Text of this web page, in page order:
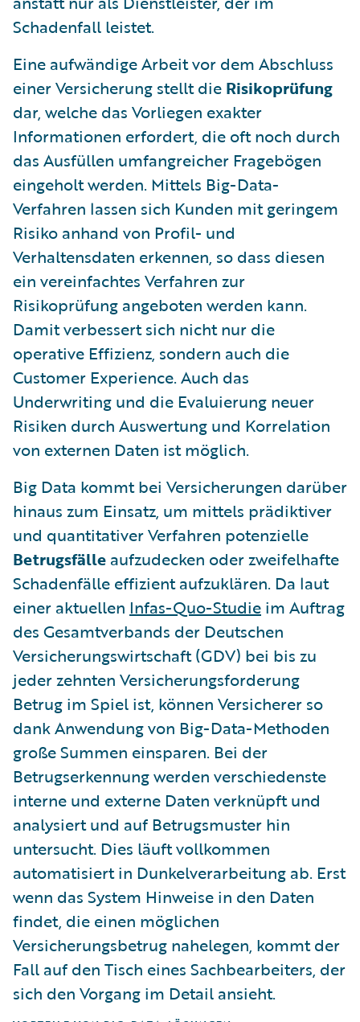
Schadenfall leistet.
Eine aufwändige Arbeit vor dem Abschluss
einer Versicherung stellt die Risikoprüfung
dar, welche das Vorliegen exakter
Informationen erfordert, die oft noch durch
das Ausfüllen umfangreicher Fragebögen
eingeholt werden. Mittels Big-Data-
Verfahren lassen sich Kunden mit geringem
Risiko anhand von Profil- und
Verhaltensdaten erkennen, so dass diesen
ein vereinfachtes Verfahren zur
Risikoprüfung angeboten werden kann.
Damit verbessert sich nicht nur die
operative Effizienz, sondern auch die
Customer Experience. Auch das
Underwriting und die Evaluierung neuer
Risiken durch Auswertung und Korrelation
von externen Daten ist möglich.
Big Data kommt bei Versicherungen darüber
hinaus zum Einsatz, um mittels prädiktiver
und quantitativer Verfahren potenzielle
Betrugsfälle aufzudecken oder zweifelhafte
Schadenfälle effizient aufzuklären. Da laut
einer aktuellen Infas-Quo-Studie im Auftrag
des Gesamtverbands der Deutschen
Versicherungswirtschaft (GDV) bei bis zu
jeder zehnten Versicherungsforderung
Betrug im Spiel ist, können Versicherer so
dank Anwendung von Big-Data-Methoden
große Summen einsparen. Bei der
Betrugserkennung werden verschiedenste
interne und externe Daten verknüpft und
analysiert und auf Betrugsmuster hin
untersucht. Dies läuft vollkommen
automatisiert in Dunkelverarbeitung ab. Erst
wenn das System Hinweise in den Daten
findet, die einen möglichen
Versicherungsbetrug nahelegen, kommt der
Fall auf den Tisch eines Sachbearbeiters, der
sich den Vorgang im Detail ansieht.